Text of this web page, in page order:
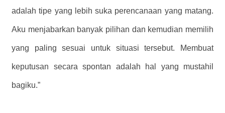
adalah tipe yang lebih suka perencanaan yang matang.
Aku menjabarkan banyak pilihan dan kemudian memilih
yang paling sesuai untuk situasi tersebut. Membuat
keputusan secara spontan adalah hal yang mustahil
bagiku.”